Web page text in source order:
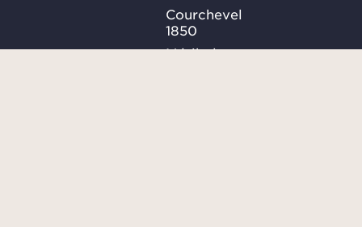
Courchevel
1850
Méribel